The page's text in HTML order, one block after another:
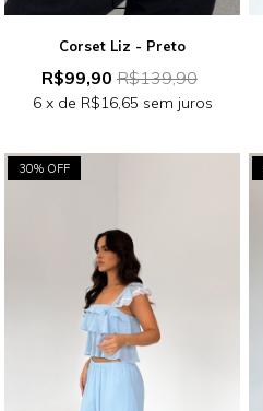
Corset Liz - Preto
R$99,90 R$139,90
6 x de R$16,65 sem juros
30% OFF